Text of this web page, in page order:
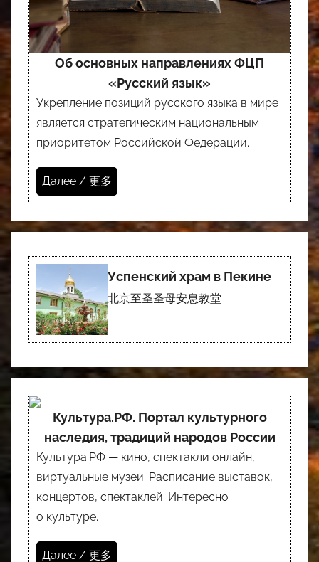
Об основных направлениях ФЦП
«Русский язык»
Укрепление позиций русского языка в мире
является стратегическим национальным
приоритетом Российской Федерации.
Далее / 更多
Успенский храм в Пекине
北京至圣圣母安息教堂
Культура.РФ. Портал культурного
наследия, традиций народов России
Культура.РФ — кино, спектакли онлайн,
виртуальные музеи. Расписание выставок,
концертов, спектаклей. Интересно
о культуре.
Далее / 更多